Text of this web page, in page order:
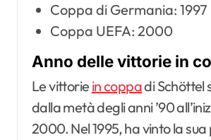
Coppa di Germania: 1997
Coppa UEFA: 2000
Anno delle vittorie in
Le vittorie in coppadi Schöttel
dalla metà degli anni ’90
2000. Nel 1995, ha vinto la